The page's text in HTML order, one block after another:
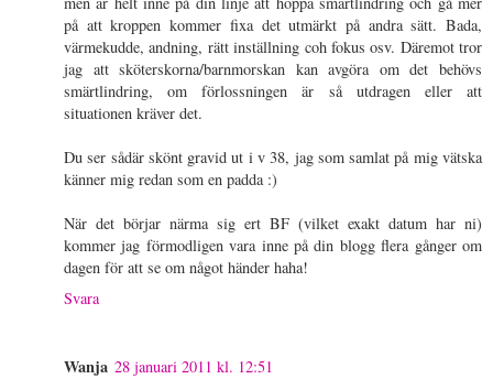
på att kroppen kommer fixa det utmärkt på andra sätt. Bada,
värmekudde, andning, rätt inställning coh fokus osv. Däremot tror
jag att sköterskorna/barnmorskan kan avgöra om det behövs
smärtlindring, om förlossningen är så utdragen eller att
situationen kräver det.
Du ser sådär skönt gravid ut i v 38, jag som samlat på mig vätska
känner mig redan som en padda :)
När det börjar närma sig ert BF (vilket exakt datum har ni)
kommer jag förmodligen vara inne på din blogg flera gånger om
dagen för att se om något händer haha!
Svara
Wanja 28 januari 2011 kl. 12:51